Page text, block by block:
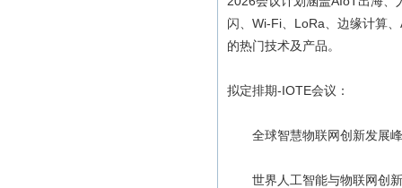
闪、Wi-Fi、LoRa、边缘计算
的热门技术及产品。
拟定排期-IOTE会议：
全球智慧物联网创新发展
世界人工智能与物联网创新